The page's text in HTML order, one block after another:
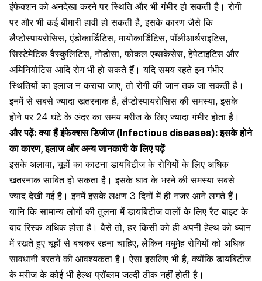
इंफेक्शन को अनदेखा करने पर स्थिति और भी गंभीर हो सकती है। रोगी
पर और भी कई बीमारी हावी हो सकती है, इसके कारण जैसे कि
लैप्टोस्पायरोसिस, एंडोकार्डिटिस, मायोकार्डिटिस, पॉलीआर्थराइटिस,
सिस्टेमेटिक वैस्कुलिटिस, नोडोसा, फोकल एब्सकेसेस, हेपेटाइटिस और
अमिनियोटिस आदि रोग भी हो सकते हैं। यदि समय रहते इन गंभीर
स्थितियों का इलाज न कराया जाए, तो रोगी की जान तक जा सकती है।
इनमें से सबसे ज्यादा खतरनाक है, लैप्टोस्पायरोसिस की समस्या, इसके
होने पर 24 घंटे के अंदर का समय मरीज के लिए ज्यादा गंभीर होता है।
और पढ़ें:क्या हैं इंफेक्शस डिजीज (Infectious diseases): इसके होने
का कारण, इलाज और अन्य जानकारी के लिए पढ़ें
इसके अलावा, चूहों का काटना डायबिटीज के रोगियों के लिए अधिक
खतरनाक साबित हो सकता है। इसके घाव के भरने की समस्या सबसे
ज्याद देखी गई है। इनमें इसके लक्षण 3 दिनों में ही नजर आने लगते हैं।
यानि कि सामान्य लोगों की तुलना में डायबिटीज वालों के लिए रैट बाइट के
बाद रिस्क अधिक होता है। वैसे तो, हर किसी को ही अपनी हेल्थ को ध्यान
में रखते हुए चूहों से बचकर रहना चाहिए, लेकिन मधुमेह रोगियों को अधिक
सावधानी बरतने की आवश्यकता है। ऐसा इसलिए भी है, क्योंकि डायबिटीज
के मरीज के कोई भी हेल्थ प्रॉब्लम जल्दी ठीक नहींं होती है।